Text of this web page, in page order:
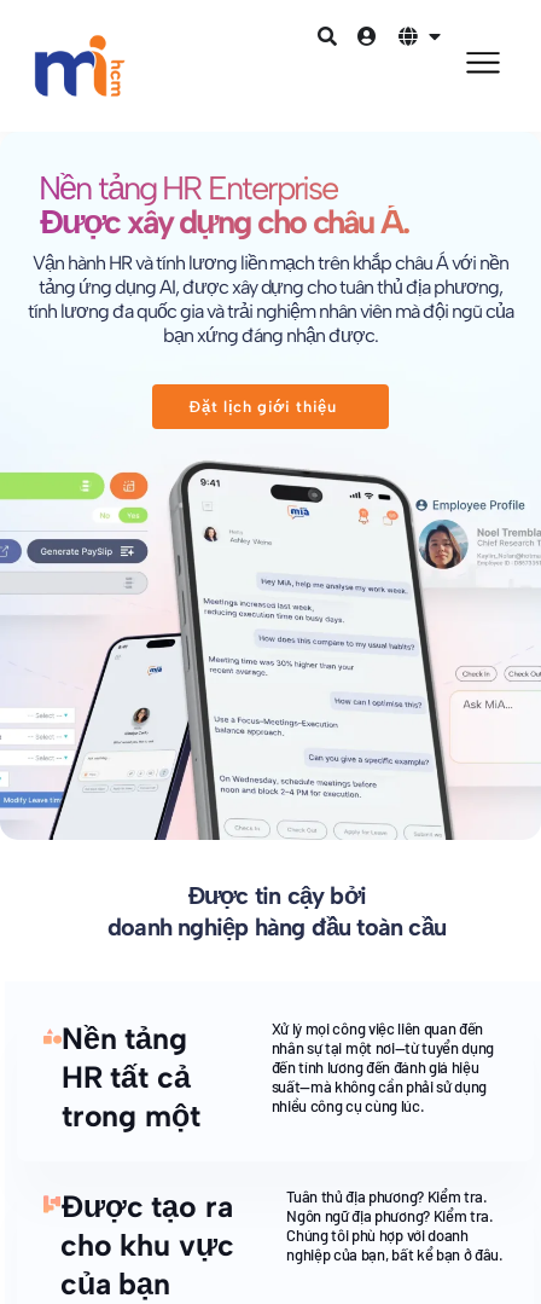
Nền tảng HR Enterprise
Được xây dựng cho châu Á.
Vận hành HR và tính lương liền mạch trên khắp châu Á với nền
tảng ứng dụng AI, được xây dựng cho tuân thủ địa phương,
tính lương đa quốc gia và trải nghiệm nhân viên mà đội ngũ của
bạn xứng đáng nhận được.
Đặt lịch giới thiệu
Được tin cậy bởi
doanh nghiệp hàng đầu toàn cầu
Nền tảng
HR tất cả
trong một
Xử lý mọi công việc liên quan đến
nhân sự tại một nơi—từ tuyển dụng
đến tính lương đến đánh giá hiệu
suất—mà không cần phải sử dụng
nhiều công cụ cùng lúc.
Được tạo ra
cho khu vực
của bạn
Tuân thủ địa phương? Kiểm tra.
Ngôn ngữ địa phương? Kiểm tra.
Chúng tôi phù hợp với doanh
nghiệp của bạn, bất kể bạn ở đâu.